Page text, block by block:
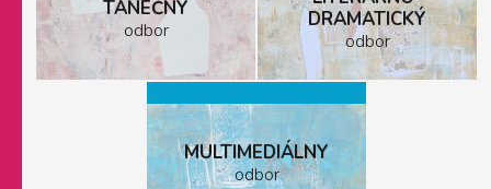
TANEČNÝ
odbor
DRAMATICKÝ
odbor
MULTIMEDIÁLNY
odbor